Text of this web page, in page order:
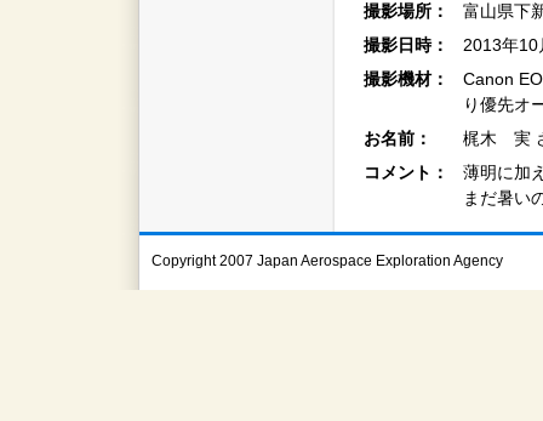
撮影場所：
富山県下
撮影日時：
2013年
撮影機材：
Canon
り優先オ
お名前：
梶木 実
コメント：
薄明に加
まだ暑い
Copyright 2007 Japan Aerospace Exploration Agency